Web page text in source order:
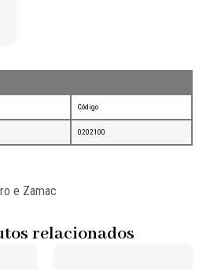
Código
0202100
e Zamac
relacionados